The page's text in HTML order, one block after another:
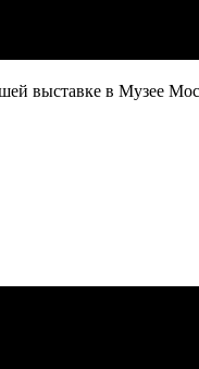
выставке в Музее